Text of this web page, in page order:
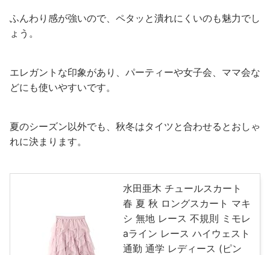
ふんわり感が強いので、ペタッと潰れにくいのも魅力でし
ょう。
エレガントな印象があり、パーティーや女子会、ママ会な
どにも使いやすいです。
夏のシーズン以外でも、秋冬はタイツと合わせるとおしゃ
れに決まります。
水田亜木 チュールスカート
春 夏 秋 ロングスカート マキ
シ 無地 レース 不規則 ミモレ
aライン レース ハイウェスト
通勤 通学 レディース (ピン